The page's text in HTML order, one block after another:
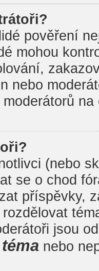
pověření
mohou
nebo
na
(nebo
se o chod
příspěvky,
jsou
nebo